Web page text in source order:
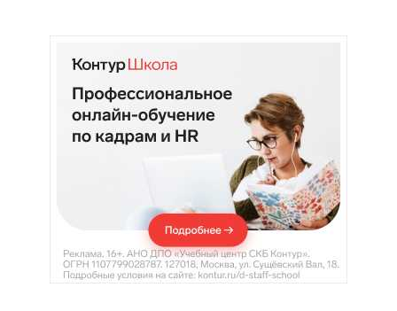
содержимому